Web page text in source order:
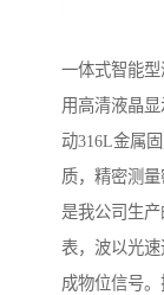
一体式智能
用高清液晶
动316L金属
质，精密测量
是我公司生
表，波以光
成物位信号